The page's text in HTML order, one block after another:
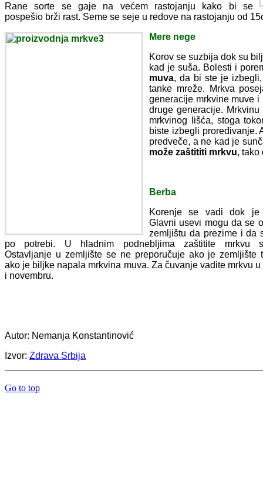
Rane sorte se gaje na većem rastojanju kako bi se
pospešio brži rast. Seme se seje u redove na rastojanju od
Mere nege
Korov se suzbija dok su
kad je suša. Bolesti i
muva, da bi ste je
tanke mreže. Mrkva
generacije mrkvine muve
druge generacije.
mrkvinog lišća, stoga
biste izbegli proređivanje.
predveče, a ne kad je
može zaštititi mrkvu, tako
Berba
Korenje se vadi dok je
Glavni usevi mogu da se
zemljištu da prezime i da
po potrebi. U hladnim podnebljima zaštitite mrkvu
Ostavljanje u zemljište se ne preporučuje ako je zemljište
ako je biljke napala mrkvina muva. Za čuvanje vadite mrkvu u
i novembru.
Autor: Nemanja Konstantinović
Izvor: Zdrava Srbija
Go to top